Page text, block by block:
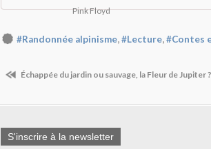
Pink Floyd
#Randonnée alpinisme,#Lecture,#Contes
Échappée du jardin ou sauvage, la Fleur de Jupiter ?
S'inscrire à la newsletter